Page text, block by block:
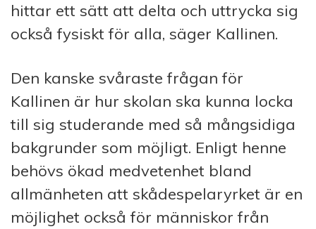
hittar ett sätt att delta och ut­trycka sig
också fysiskt för alla, säger Kallinen.
Den kanske svåraste frågan för
Kallinen är hur skolan ska kunna locka
till sig studerande med så mångsidiga
bakgrunder som möjligt. Enligt henne
behövs ökad medvetenhet bland
allmänheten att skådespelaryrket är en
möjlighet också för människor från